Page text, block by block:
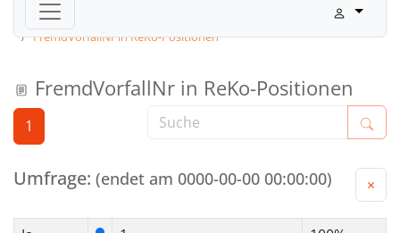
Signum-Forum
Ideen, Wünsche & Verbesserungsvorschläge
FremdVorfallNr in ReKo-Positionen
FremdVorfallNr in ReKo-Positionen
1
×
Umfrage: (endet am 0000-00-00 00:00:00)